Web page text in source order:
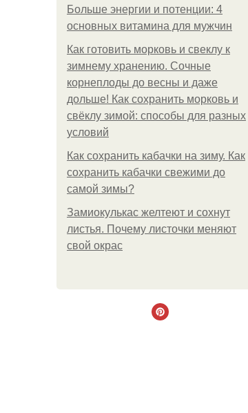
Больше энергии и потенции: 4
основных витамина для мужчин
Как готовить морковь и свеклу к
зимнему хранению. Сочные
корнеплоды до весны и даже
дольше! Как сохранить морковь и
свёклу зимой: способы для разных
условий
Как сохранить кабачки на зиму. Как
сохранить кабачки свежими до
самой зимы?
Замиокулькас желтеют и сохнут
листья. Почему листочки меняют
свой окрас